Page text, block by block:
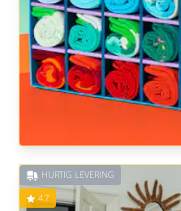
HURTIG LEVERING
4.7